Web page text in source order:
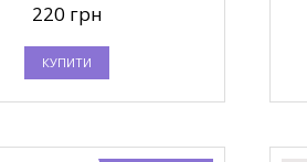
220 грн
КУПИТИ